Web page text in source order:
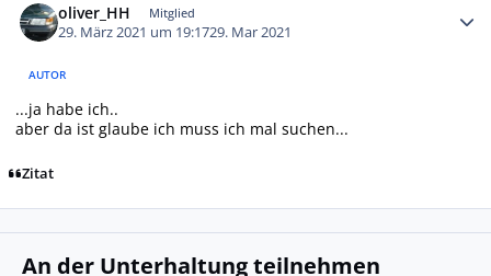
oliver_HH Mitglied
29. März 2021 um 19:1729. Mar 2021
AUTOR
...ja habe ich..
aber da ist glaube ich muss ich mal suchen...
Zitat
An der Unterhaltung teilnehmen